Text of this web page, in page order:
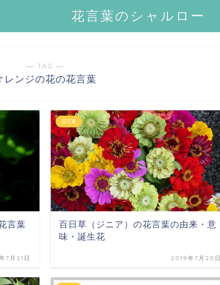
花言葉のシャルロー
― TAG ―
レンジの花の花言葉
言葉
7月21日
花言葉
百日草（ジニア）の花言葉の由来・意
味・誕生花
2019年7月20日